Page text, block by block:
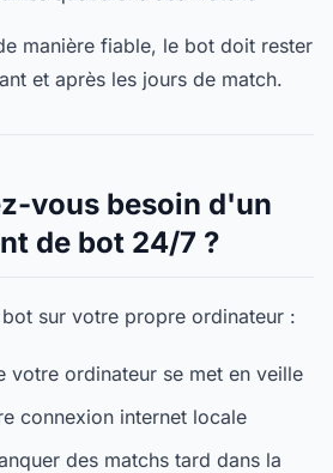
manière fiable, le bot doit rester
et après les jours de match.
vous besoin d'un
de bot 24/7 ?
sur votre propre ordinateur :
votre ordinateur se met en veille
connexion internet locale
des matchs tard dans la